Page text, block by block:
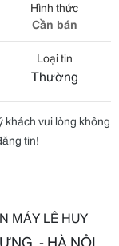
Hình thức
Cần bán
Loại tin
Thường
vui lòng không
tin!
MÁY LÊ HUY
- HÀ NỘI